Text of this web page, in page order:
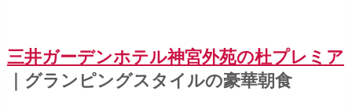
三井ガーデンホテル神宮外苑の杜プレミア
｜グランピングスタイルの豪華朝食